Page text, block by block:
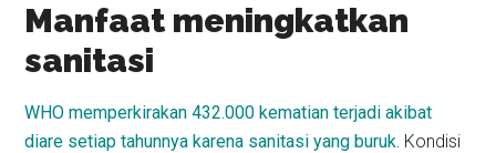
Manfaat meningkatkan
sanitasi
WHO memperkirakan 432.000 kematian terjadi akibat
diare setiap tahunnya karena sanitasi yang buruk. Kondisi